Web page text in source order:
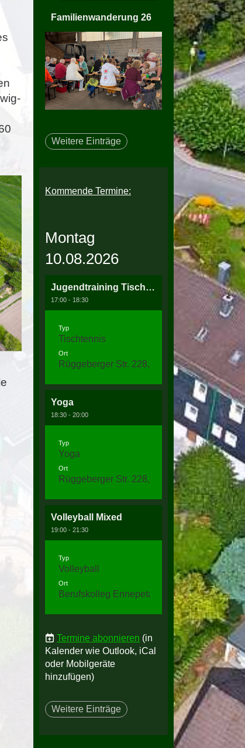
Familienwanderung 26
Weitere Einträge
Kommende Termine:
Montag
10.08.2026
Jugendtraining Tischtennis
17:00 - 18:30
Typ
Tischtennis
Ort
Rüggeberger Str. 228, 58256 Ennepetal
Yoga
18:30 - 20:00
Typ
Yoga
Ort
Rüggeberger Str. 228, 58256 Ennepetal
Volleyball Mixed
19:00 - 21:30
Typ
Volleyball
Ort
Berufskolleg Ennepetal, Halle 3
Termine abonnieren (in
Kalender wie Outlook, iCal
oder Mobilgeräte
hinzufügen)
Weitere Einträge